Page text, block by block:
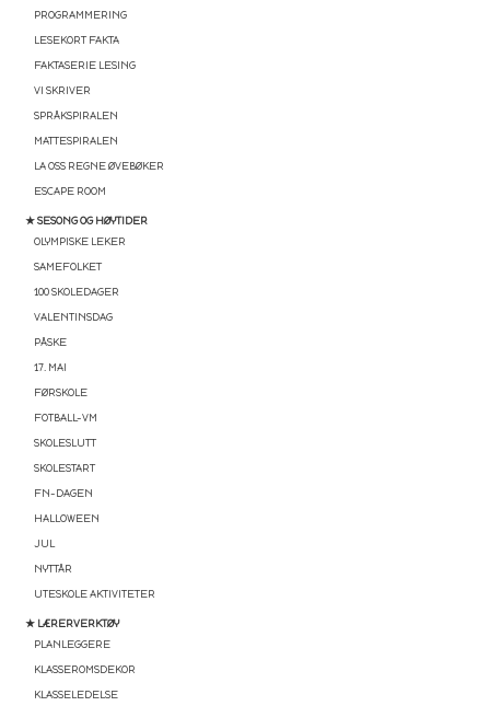
PROGRAMMERING
LESEKORT FAKTA
FAKTASERIE LESING
VI SKRIVER
SPRÅKSPIRALEN
MATTESPIRALEN
LA OSS REGNE ØVEBØKER
ESCAPE ROOM
★ SESONG OG HØYTIDER
OLYMPISKE LEKER
SAMEFOLKET
100 SKOLEDAGER
VALENTINSDAG
PÅSKE
17. MAI
FØRSKOLE
FOTBALL-VM
SKOLESLUTT
SKOLESTART
FN-DAGEN
HALLOWEEN
JUL
NYTTÅR
UTESKOLE AKTIVITETER
★ LÆRERVERKTØY
PLANLEGGERE
KLASSEROMSDEKOR
KLASSELEDELSE